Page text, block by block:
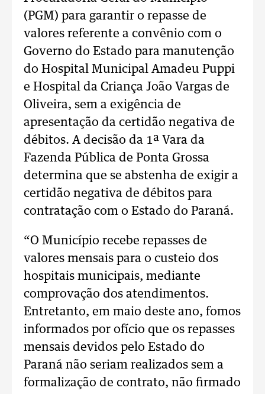
(PGM) para garantir o repasse de
valores referente a convênio com o
Governo do Estado para manutenção
do Hospital Municipal Amadeu Puppi
e Hospital da Criança João Vargas de
Oliveira, sem a exigência de
apresentação da certidão negativa de
débitos. A decisão da 1ª Vara da
Fazenda Pública de Ponta Grossa
determina que se abstenha de exigir a
certidão negativa de débitos para
contratação com o Estado do Paraná.
“O Município recebe repasses de
valores mensais para o custeio dos
hospitais municipais, mediante
comprovação dos atendimentos.
Entretanto, em maio deste ano, fomos
informados por ofício que os repasses
mensais devidos pelo Estado do
Paraná não seriam realizados sem a
formalização de contrato, não firmado